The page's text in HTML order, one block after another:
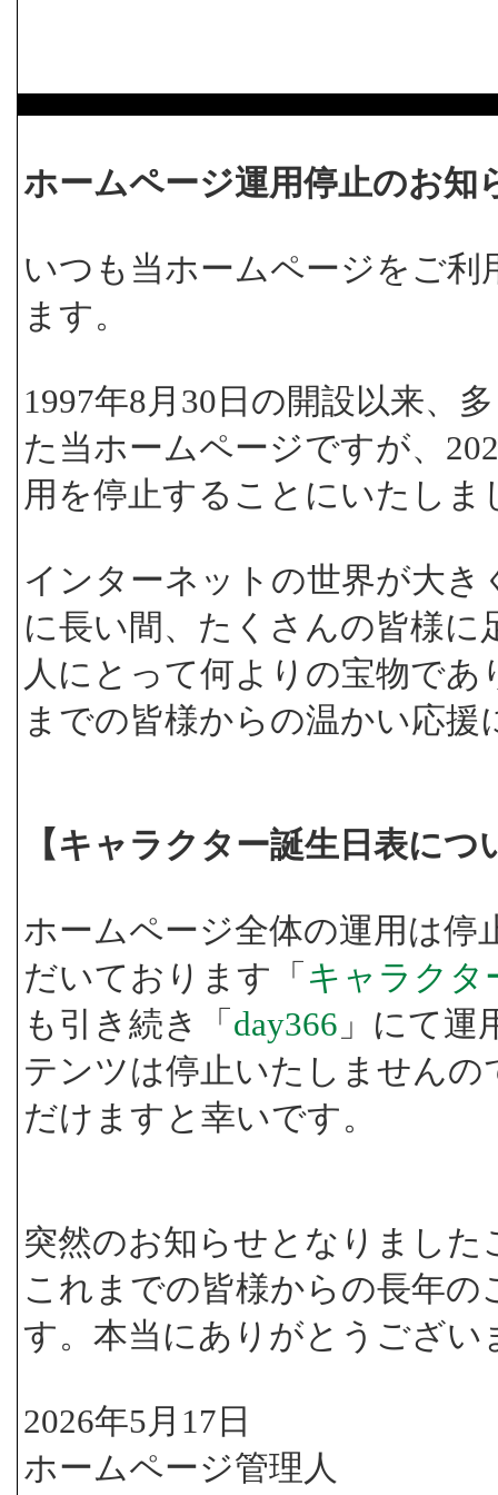
ホームページ運用停止のお知
いつも当ホームページをご
ます。
1997年8月30日の開設以来、
た当ホームページですが、
用を停止することにいたしま
インターネットの世界が大
に長い間、たくさんの皆様
人にとって何よりの宝物で
までの皆様からの温かい応
【キャラクター誕生日表に
ホームページ全体の運用は停
だいております「 キャラクタ
も引き続き「 day366 」にて
テンツは停止いたしません
だけますと幸いです。
突然のお知らせとなりまし
これまでの皆様からの長年
す。本当にありがとうござい
2026年5月17日
ホームページ管理人